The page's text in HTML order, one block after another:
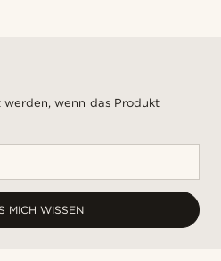
wenn das Produkt
MICH WISSEN